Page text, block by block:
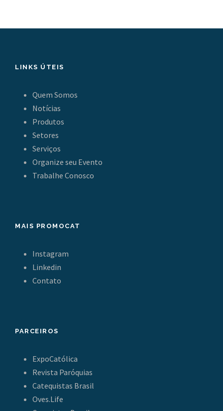
LINKS ÚTEIS
Quem Somos
Notícias
Produtos
Setores
Serviços
Organize seu Evento
Trabalhe Conosco
MAIS PROMOCAT
Instagram
Linkedin
Contato
PARCEIROS
ExpoCatólica
Revista Paróquias
Catequistas Brasil
Oves.Life